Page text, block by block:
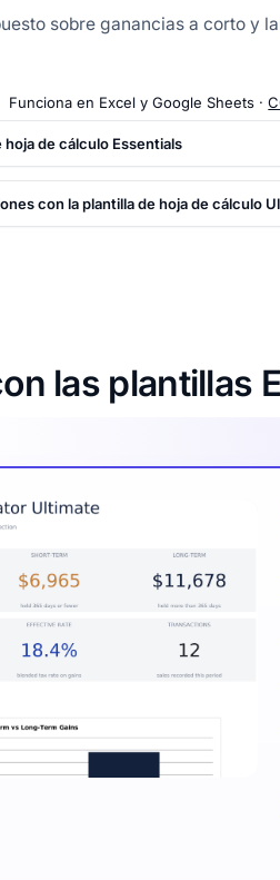
sobre ganancias a corto y
Funciona en Excel y Google Sheets ·
hoja de cálculo Essentials
con la plantilla de hoja de cálculo
las plantillas